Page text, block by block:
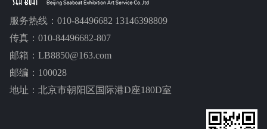
服务热线：010-84496682 13146398809
传真：010-84496682-807
邮箱：LB8850@163.com
邮编：100028
地址：北京市朝阳区国际港D座180D室